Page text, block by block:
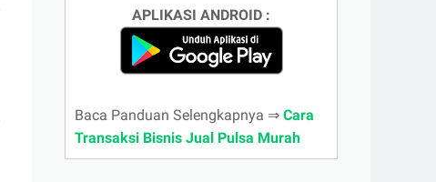
APLIKASI ANDROID :
Baca Panduan Selengkapnya ⇒ Cara
Transaksi Bisnis Jual Pulsa Murah